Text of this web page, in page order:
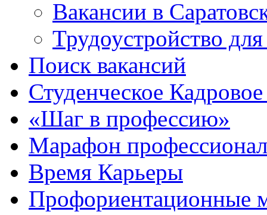
Вакансии в
Трудоустройство
Поиск вакансий
Студенческое Кадровое
«Шаг в профессию»
Марафон
Время Карьеры
Профориентационные